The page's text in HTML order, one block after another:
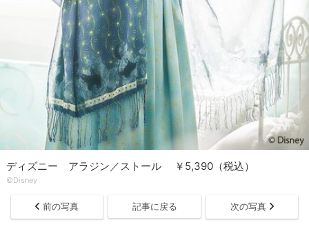
ディズニー アラジン／ストール ￥5,390（税込）
©Disney
前の写真 記事に戻る 次の写真